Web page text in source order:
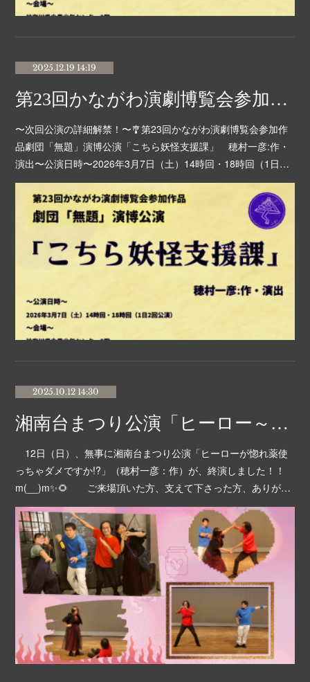
2025.12.19 14:19
第23回かながわ演劇博覧会参加作品 劇団「無題」演博公演 詳細解禁！
〜次回公演の詳細解禁！〜🎐第23回かながわ演劇博覧会参加作
品劇団「無題」演博公演「こちら妖怪支援課」 穂村一彦:作・
演出〜公演日時〜2026年3月7日（土）14時回・18時回（1日…
2025.10.12 14:30
湘南台まつり公演「ヒーロー～」無事終演しました！✨
12日（日）、無事に湘南台まつり公演「ヒーローが惚れ薬使
っちゃダメですか!?」（穂村一彦：作）が、終演しました！！
m(__)m✨🌻 ご来場頂いた方、支えて下さった方、ありが…